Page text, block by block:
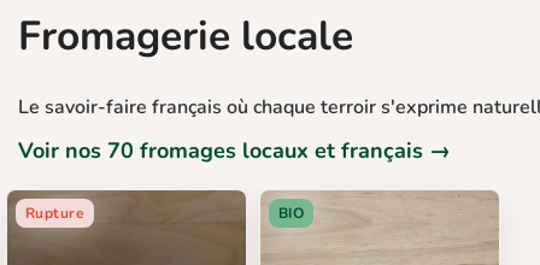
Fromagerie locale
Le savoir-faire français où chaque terroir s'exprime
Voir nos 70 fromages locaux et français →
Rupture BIO